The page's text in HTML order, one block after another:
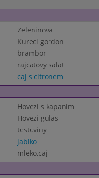
Zeleninova
Kureci gordon
brambor
rajcatovy salat
caj s citronem
Hovezi s kapanim
Hovezi gulas
testoviny
jablko
mleko,caj